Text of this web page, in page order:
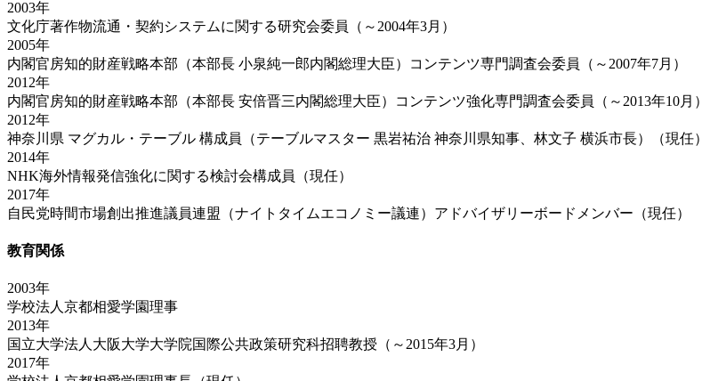
2003年
文化庁著作物流通・契約システムに関する研究会委員（～2004年3月）
2005年
内閣官房知的財産戦略本部（本部長 小泉純一郎内閣総理大臣）コンテンツ専門調査会委員（～2007年7月）
2012年
内閣官房知的財産戦略本部（本部長 安倍晋三内閣総理大臣）コンテンツ強化専門調査会委員（～2013年10月）
2012年
神奈川県 マグカル・テーブル 構成員（テーブルマスター 黒岩祐治 神奈川県知事、林文子 横浜市長）（現任）
2014年
NHK海外情報発信強化に関する検討会構成員（現任）
2017年
自民党時間市場創出推進議員連盟（ナイトタイムエコノミー議連）アドバイザリーボードメンバー（現任）
教育関係
2003年
学校法人京都相愛学園理事
2013年
国立大学法人大阪大学大学院国際公共政策研究科招聘教授（～2015年3月）
2017年